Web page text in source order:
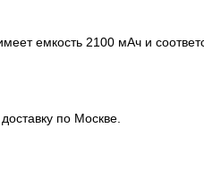
емкость 2100 мАч и
по Москве.